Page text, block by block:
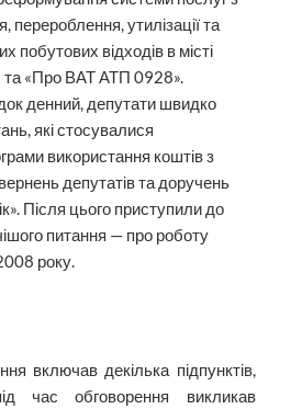
перероблення, утилізації та
побутових відходів в місті
та «Про ВАТ АТП 0928».
денний, депутати швидко
які стосувалися
використання коштів з
депутатів та доручень
Після цього приступили до
питання — про роботу
року.
включав декілька підпунктів,
час обговорення викликав